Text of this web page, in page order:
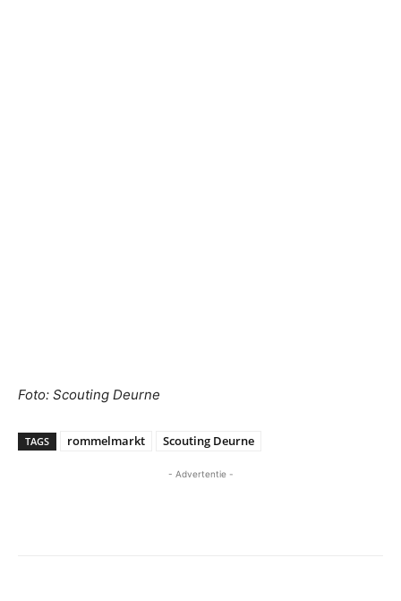
Foto: Scouting Deurne
TAGS rommelmarkt Scouting Deurne
- Advertentie -